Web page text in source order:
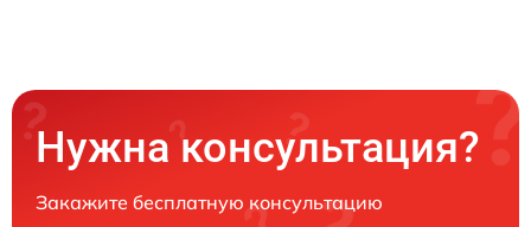
Нужна консультация?
Закажите бесплатную консультацию